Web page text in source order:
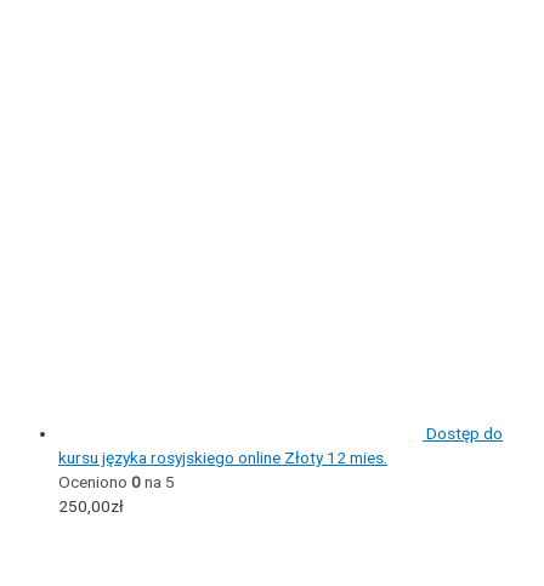
Dostęp do
kursu języka rosyjskiego online Złoty 12 mies.
Oceniono 0na 5
250,00zł